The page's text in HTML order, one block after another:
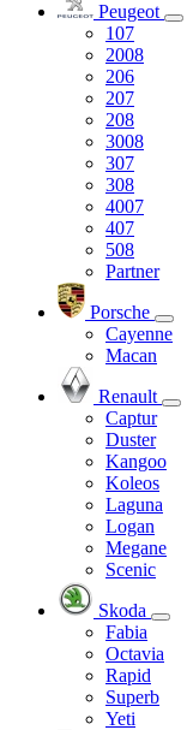
Peugeot
107
2008
206
207
208
3008
307
308
4007
407
508
Partner
Porsche
Cayenne
Macan
Renault
Captur
Duster
Kangoo
Koleos
Laguna
Logan
Megane
Scenic
Skoda
Fabia
Octavia
Rapid
Superb
Yeti